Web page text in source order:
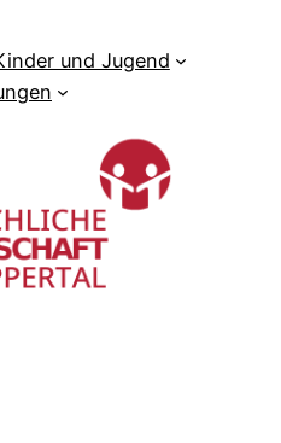
und Jugend